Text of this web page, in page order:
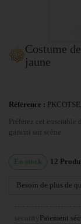
Costume
jaune
Référence :
Préférez cet
garanti sur scène
En stock 12
Besoin de plus de
security Paiement